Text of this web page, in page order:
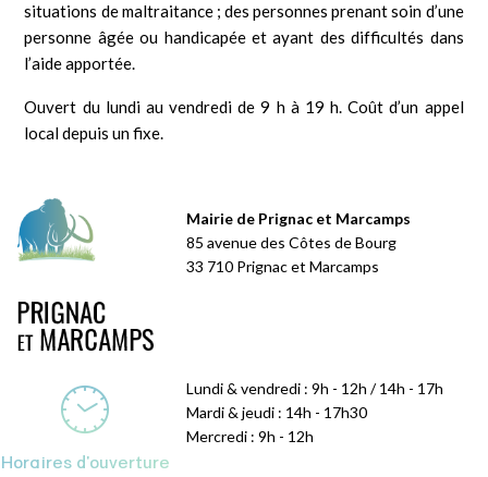
situations de maltraitance ; des personnes prenant soin d’une
personne âgée ou handicapée et ayant des difficultés dans
l’aide apportée.
Ouvert du lundi au vendredi de 9 h à 19 h. Coût d’un appel
local depuis un fixe.
Mairie de Prignac et Marcamps
85 avenue des Côtes de Bourg
33 710 Prignac et Marcamps
Horaires d'ouverture
Lundi & vendredi : 9h - 12h / 14h - 17h
Mardi & jeudi : 14h - 17h30
Mercredi : 9h - 12h